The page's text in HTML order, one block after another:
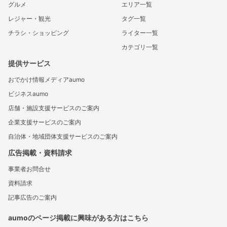
グルメ
レジャー・観光
チラシ・ショッピング
エリア一覧
タグ一覧
ライター一覧
カテゴリ一覧
提供サービス
おでかけ情報メディアaumo
ビジネスaumo
店舗・施設支援サービスのご案内
企業支援サービスのご案内
自治体・地域団体支援サービスのご案内
広告掲載・資料請求
事業者お問合せ
資料請求
記事広告のご案内
aumoのページ掲載に興味がある方はこちら